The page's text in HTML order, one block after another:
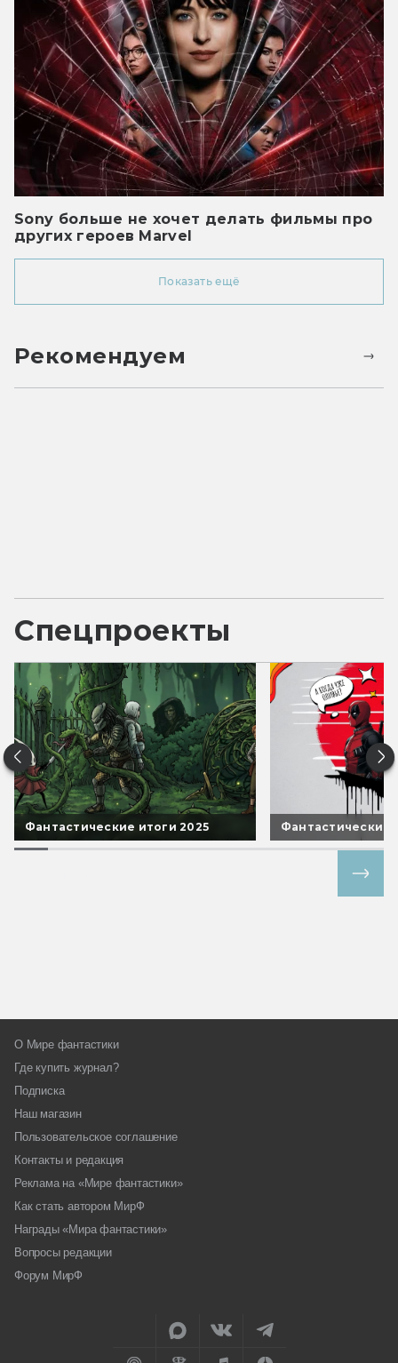
Sony больше не хочет делать фильмы про
других героев Marvel
Показать ещё
Рекомендуем
Спецпроекты
Фантастические итоги 2025 Фантастические
О Мире фантастики
Где купить журнал?
Подписка
Наш магазин
Пользовательское соглашение
Контакты и редакция
Реклама на «Мире фантастики»
Как стать автором МирФ
Награды «Мира фантастики»
Вопросы редакции
Форум МирФ